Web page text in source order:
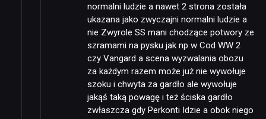
normalni ludzie a nawet 2 strona została
ukazana jako zwyczajni normalni ludzie a
nie Zwyrole SS mani chodzące potwory ze
szramami na pysku jak np w Cod WW 2
czy Vangard a scena wyzwalania obozu
za każdym razem może już nie wywołuje
szoku i chwyta za gardło ale wywołuje
jakąś taką powagę i też ściska gardło
zwłaszcza gdy Perkonti Idzie a obok niego